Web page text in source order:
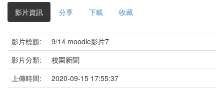
片
影片資訊 分享 下載 收藏
影片標題:
9/14 moodle影片7
影片分類:
校園新聞
上傳時間:
2020-09-15 17:55:37